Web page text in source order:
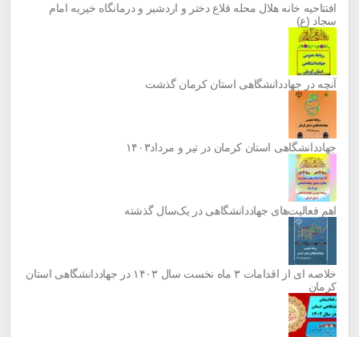
افتتاحیه خانه هلال محله قلاع دختر و اردشیر و درمانگاه خیریه امام
سجاد (ع)
آنچه در جهاددانشگاهی استان کرمان گذشت
جهاددانشگاهی استان کرمان در تیر و مرداد۱۴۰۳
اهم فعالیت‌های جهاددانشگاهی در یک‌سال گذشته
خلاصه ای از اقدامات ۳ ماه نخست سال ۱۴۰۳ در جهاددانشگاهی استان
کرمان